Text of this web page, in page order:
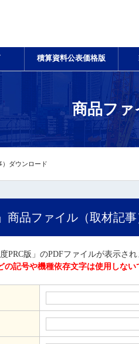
積算資料公表価格版
商品ファ
）ダウンロード
商品ファイル（取材記
PRC版」のPDFファイルが表示され
記号や機種依存文字は使用しない